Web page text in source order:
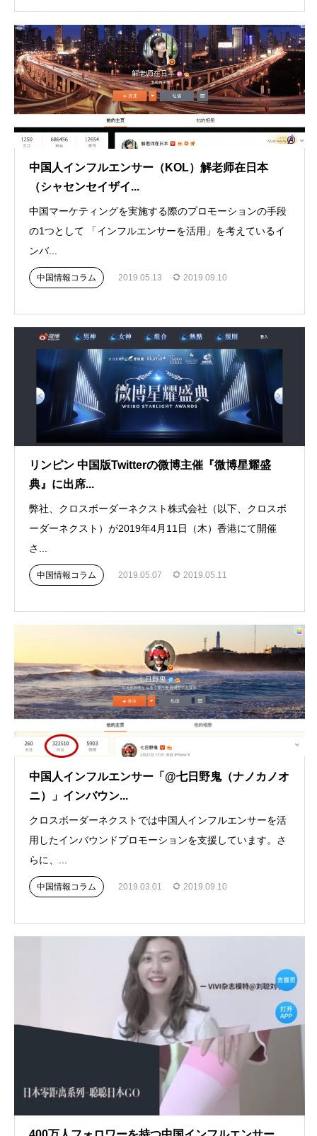
中国人インフルエンサー（KOL）解老师在日本
（シャセンセイザイ...
中国マーケティングを実施する際のプロモーションの手段
の1つとして 「インフルエンサーを活用」を考えているイ
ンバ...
中国情報コラム 2019.05.13 2019.09.10
リンピン 中国版Twitterの微博主催『微博星耀盛
典』に出席...
弊社、クロスボーダーネクスト株式会社（以下、クロスボ
ーダーネクスト）が2019年4月11日（木）香港にて開催
さ...
中国情報コラム 2019.05.07 2019.05.11
中国人インフルエンサー「@七日野鬼（ナノカノオ
ニ）」インバウン...
クロスボーダーネクストでは中国人インフルエンサーを活
用したインバウンドプロモーションを支援しています。さ
らに、...
中国情報コラム 2019.03.01 2019.09.10